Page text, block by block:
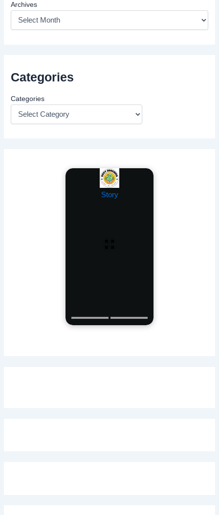
Archives
Categories
Categories
Story